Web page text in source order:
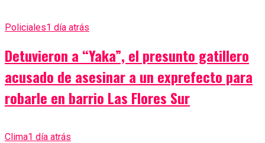
Policiales1 día atrás
Detuvieron a “Yaka”, el presunto gatillero
acusado de asesinar a un exprefecto para
robarle en barrio Las Flores Sur
Clima1 día atrás